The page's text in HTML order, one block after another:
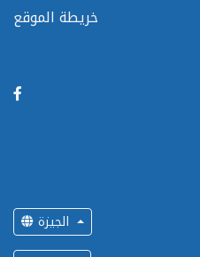
خريطة الموقع